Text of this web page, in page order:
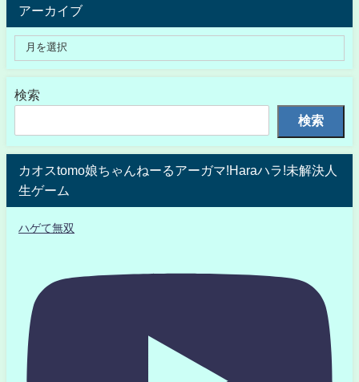
アーカイブ
検索
検索
カオスtomo娘ちゃんねーるアーガマ!Haraハラ!未解決人
生ゲーム
ハゲて無双